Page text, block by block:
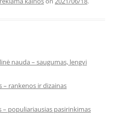
nauda – saugumas, lengvi
– rankenos ir dizainas
– populiariausias pasirinkimas